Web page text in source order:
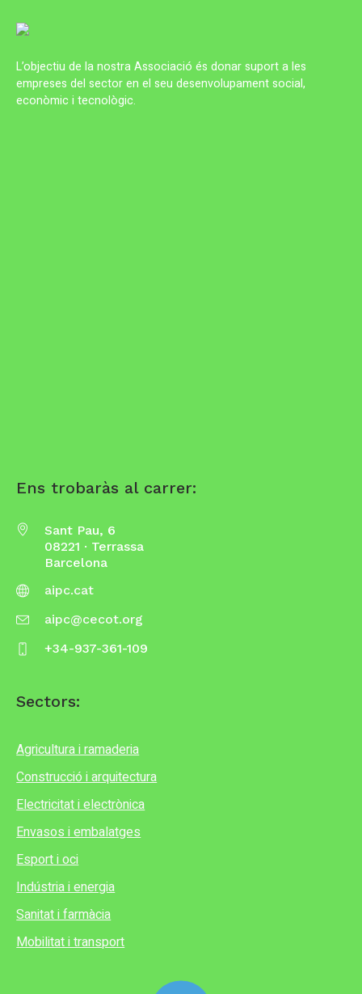
L’objectiu de la nostra Associació és donar suport a les
empreses del sector en el seu desenvolupament social,
econòmic i tecnològic.
Ens trobaràs al carrer:
Sant Pau, 6
08221 · Terrassa
Barcelona
aipc.cat
aipc@cecot.org
+34-937-361-109
Sectors:
Agricultura i ramaderia
Construcció i arquitectura
Electricitat i electrònica
Envasos i embalatges
Esport i oci
Indústria i energia
Sanitat i farmàcia
Mobilitat i transport